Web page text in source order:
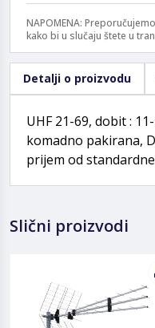
NAPOMENA:
kako bi u slučaju štete u
Detalji o proizvodu
UHF 21-69, dobit :
komadno pakirana,
prijem od
Slični proizvodi